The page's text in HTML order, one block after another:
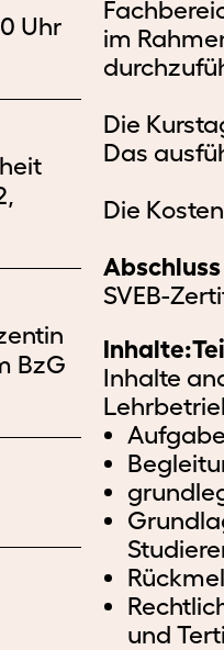
HF
Pflege
HF
HF
Pflege
HF
Uhr
BzG
im
Die
Das
Die
Abschluss
SVEB-
Inhalte:
Inhalte
und